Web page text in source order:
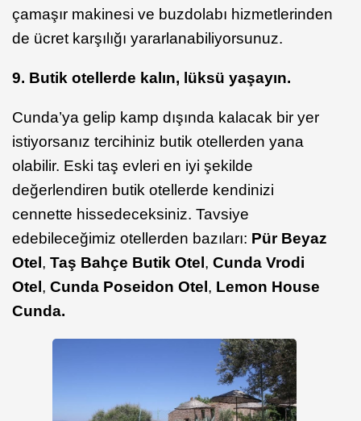
çamaşır makinesi ve buzdolabı hizmetlerinden
de ücret karşılığı yararlanabiliyorsunuz.
9. Butik otellerde kalın, lüksü yaşayın.
Cunda’ya gelip kamp dışında kalacak bir yer
istiyorsanız tercihiniz butik otellerden yana
olabilir. Eski taş evleri en iyi şekilde
değerlendiren butik otellerde kendinizi
cennette hissedeceksiniz. Tavsiye
edebileceğimiz otellerden bazıları: Pür Beyaz
Otel , Taş Bahçe Butik Otel , Cunda Vrodi
Otel , Cunda Poseidon Otel , Lemon House
Cunda.